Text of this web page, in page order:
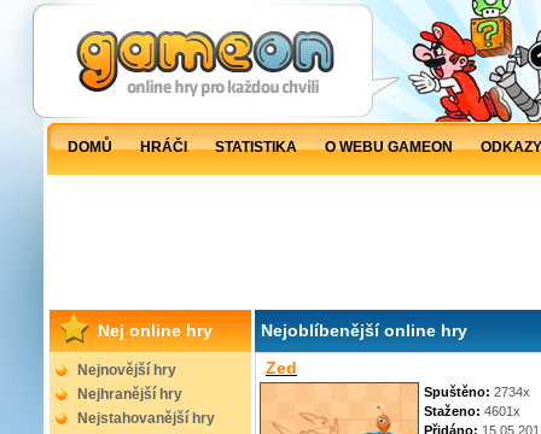
DOMŮ HRÁČI STATISTIKA O WEBU GAMEON
Nej online hry
Nejnovější hry
Nejhranější hry
Nejstahovanější hry
Nejoblíbenější online hry
Zed
Spuštěno: 2734x
Staženo: 4601x
Přidáno: